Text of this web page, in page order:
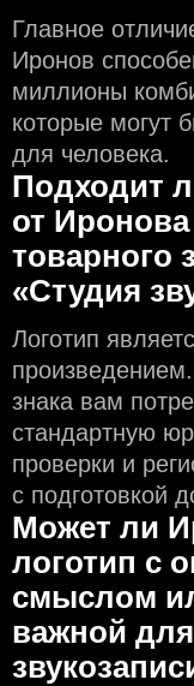
Главное
Иронов
миллионы
которые могут
для человека.
Подходит
от
товарного
«Студия
Логотип
знака вам
стандартную
проверки и
с подготовкой
Может ли
логотип с
смыслом
важной